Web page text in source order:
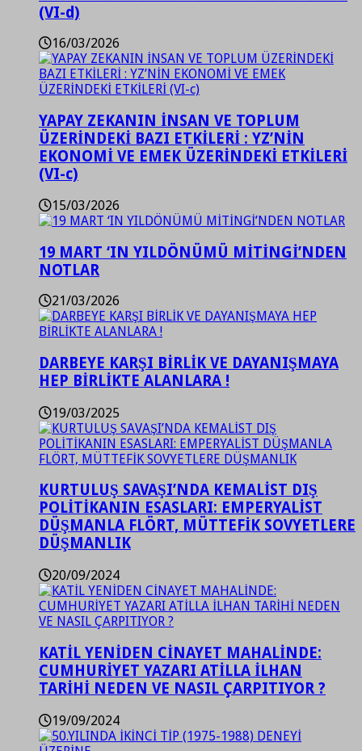
(VI-d)
16/03/2026
YAPAY ZEKANIN İNSAN VE TOPLUM
ÜZERİNDEKİ BAZI ETKİLERİ : YZ’NİN
EKONOMİ VE EMEK ÜZERİNDEKİ ETKİLERİ
(VI-c)
15/03/2026
19 MART ‘IN YILDÖNÜMÜ MİTİNGİ’NDEN
NOTLAR
21/03/2026
DARBEYE KARŞI BİRLİK VE DAYANIŞMAYA
HEP BİRLİKTE ALANLARA !
19/03/2025
KURTULUŞ SAVAŞI’NDA KEMALİST DIŞ
POLİTİKANIN ESASLARI: EMPERYALİST
DÜŞMANLA FLÖRT, MÜTTEFİK SOVYETLERE
DÜŞMANLIK
20/09/2024
KATİL YENİDEN CİNAYET MAHALİNDE:
CUMHURİYET YAZARI ATİLLA İLHAN
TARİHİ NEDEN VE NASIL ÇARPITIYOR ?
19/09/2024